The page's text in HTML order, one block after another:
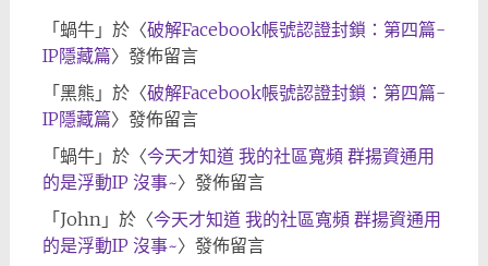
「 蝸牛」於〈破解Facebook帳號認證封鎖：第四篇-
IP隱藏篇〉發佈留言
「 黑熊 」於〈破解Facebook帳號認證封鎖：第四篇-
IP隱藏篇〉發佈留言
「 蝸牛」於〈今天才知道 我的社區寬頻 群揚資通用
的是浮動IP 沒事~〉發佈留言
「 John」於〈今天才知道 我的社區寬頻 群揚資通用
的是浮動IP 沒事~〉發佈留言